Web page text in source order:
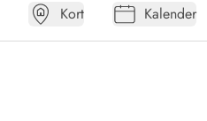
Kort Kalender